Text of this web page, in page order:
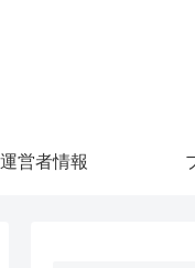
運営者情報